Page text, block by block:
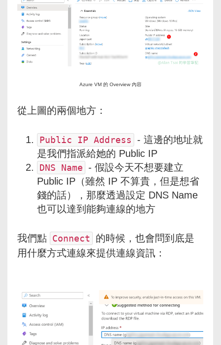
Azure VM 的 Overview 內容
從上圖的兩個地方：
Public IP Address
​ - 這邊的地址就
是我們指派給她的 Public IP
DNS Name
​ - 假設今天不想要建立
Public IP（雖然 IP 不算貴，但是想省
錢的話），那麼透過設定 DNS Name
也可以達到能夠連線的地方
我們點 Connect
​ 的時候，也會問到底是
用什麼方式連線來提供連線資訊：